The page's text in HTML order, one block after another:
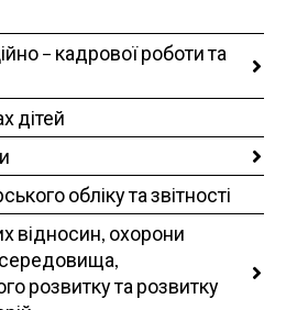
– кадрової роботи та
дітей
обліку та звітності
відносин, охорони
розвитку та розвитку